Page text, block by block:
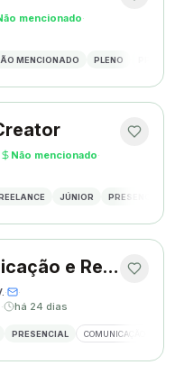
mencionado·
MENCIONADO PLENO
Não mencionado·
JÚNIOR PRESENCIAL
Especialista em Comunicação e Relações Públicas
·
·
· há 24 dias
PRESENCIAL COMUNICAÇÃO